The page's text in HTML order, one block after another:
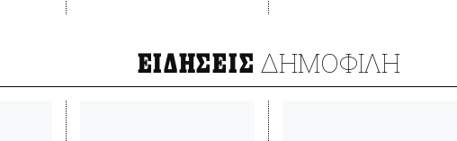
ΕΙΔΗΣΕΙΣ ΔΗΜΟΦΙΛΗ